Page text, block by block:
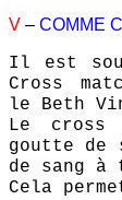
V – COMME
Il est
Cross
le Beth
Le cross
goutte de
de sang à
Cela